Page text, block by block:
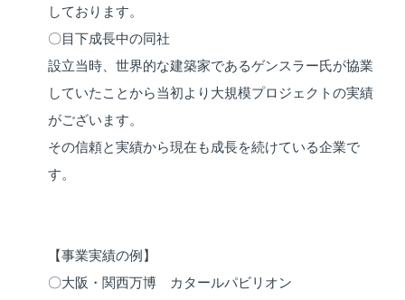
しております。
〇目下成長中の同社
設立当時、世界的な建築家であるゲンスラー氏が協業
していたことから当初より大規模プロジェクトの実績
がございます。
その信頼と実績から現在も成長を続けている企業で
す。
【事業実績の例】
〇大阪・関西万博 カタールパビリオン